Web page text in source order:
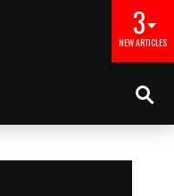
3
NEW ARTICLES